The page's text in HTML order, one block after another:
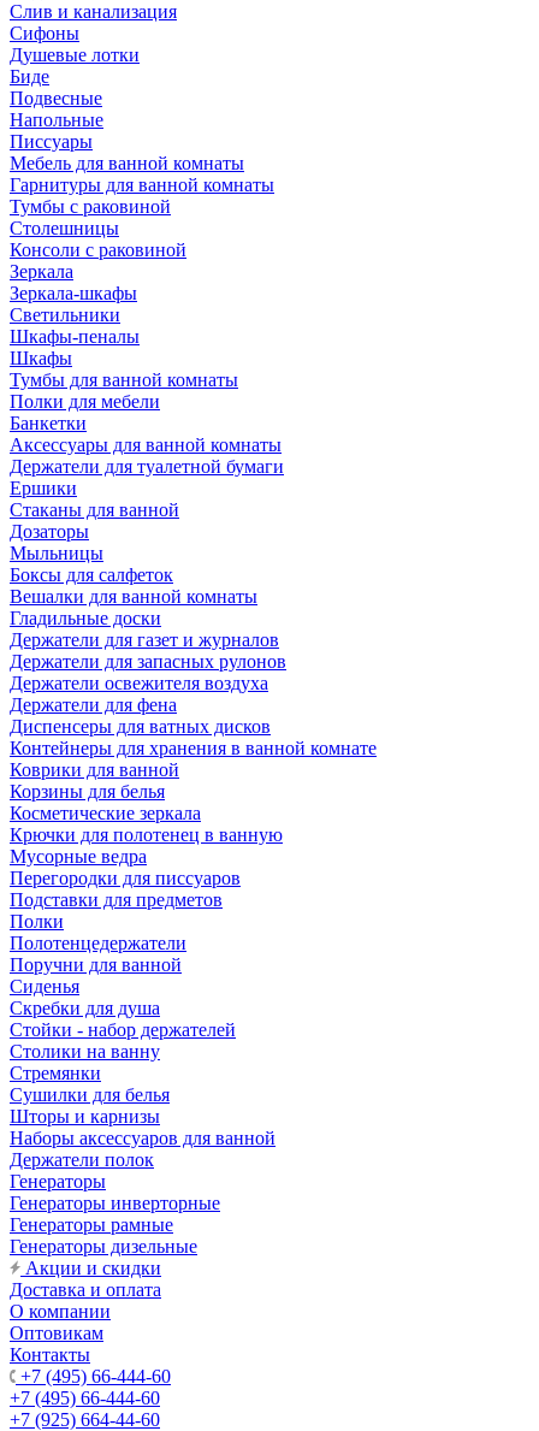
Слив и канализация
Сифоны
Душевые лотки
Биде
Подвесные
Напольные
Писсуары
Мебель для ванной комнаты
Гарнитуры для ванной комнаты
Тумбы с раковиной
Столешницы
Консоли с раковиной
Зеркала
Зеркала-шкафы
Светильники
Шкафы-пеналы
Шкафы
Тумбы для ванной комнаты
Полки для мебели
Банкетки
Аксессуары для ванной комнаты
Держатели для туалетной бумаги
Ершики
Стаканы для ванной
Дозаторы
Мыльницы
Боксы для салфеток
Вешалки для ванной комнаты
Гладильные доски
Держатели для газет и журналов
Держатели для запасных рулонов
Держатели освежителя воздуха
Держатели для фена
Диспенсеры для ватных дисков
Контейнеры для хранения в ванной комнате
Коврики для ванной
Корзины для белья
Косметические зеркала
Крючки для полотенец в ванную
Мусорные ведра
Перегородки для писсуаров
Подставки для предметов
Полки
Полотенцедержатели
Поручни для ванной
Сиденья
Скребки для душа
Стойки - набор держателей
Столики на ванну
Стремянки
Сушилки для белья
Шторы и карнизы
Наборы аксессуаров для ванной
Держатели полок
Генераторы
Генераторы инверторные
Генераторы рамные
Генераторы дизельные
Акции и скидки
Доставка и оплата
О компании
Оптовикам
Контакты
+7 (495) 66-444-60
+7 (495) 66-444-60
+7 (925) 664-44-60